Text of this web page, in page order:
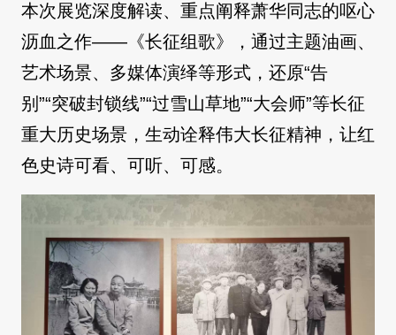
本次展览深度解读、重点阐释萧华同志的呕心
沥血之作——《长征组歌》，通过主题油画、
艺术场景、多媒体演绎等形式，还原“告
别”“突破封锁线”“过雪山草地”“大会师”等长征
重大历史场景，生动诠释伟大长征精神，让红
色史诗可看、可听、可感。